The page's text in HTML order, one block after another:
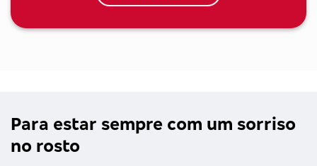
Para estar sempre com um sorriso
no rosto